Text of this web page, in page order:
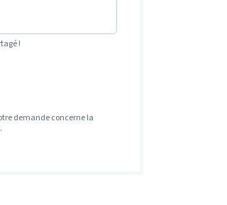
!
demande concerne la